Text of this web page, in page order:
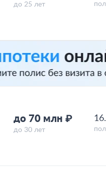
до 25 лет
до 70 млн ₽
до 30 лет